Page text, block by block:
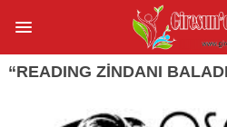
“READING ZİNDANI